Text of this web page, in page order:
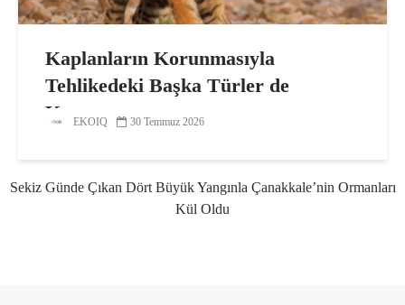
Kaplanların Korunmasıyla
Tehlikedeki Başka Türler de
Korunuyor
EKOIQ 30 Temmuz 2026
Sekiz Günde Çıkan Dört Büyük Yangınla Çanakkale’nin Ormanları
Kül Oldu